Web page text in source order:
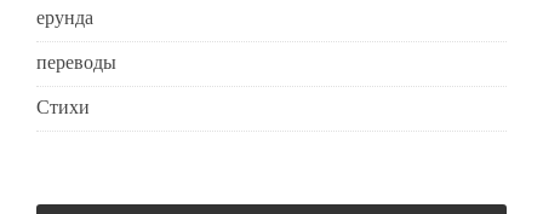
ерунда
переводы
Стихи